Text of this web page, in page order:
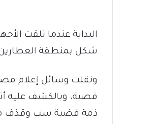
البداية عندما تلقت
شكل بمنطقة العطارين
ونقلت وسائل إعلام
قضية، وبالكشف عليه
ذمة قضية سب وقذف